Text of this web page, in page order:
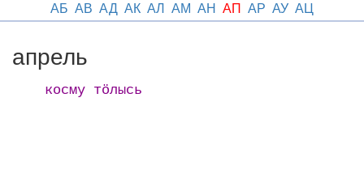
АБ АВ АД АК АЛ АМ АН АП АР АУ АЦ
апрель
косму тӧлысь